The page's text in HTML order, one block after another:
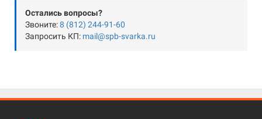
Остались вопросы?
Звоните:8 (812) 244-91-60
Запросить КП: mail@spb-svarka.ru